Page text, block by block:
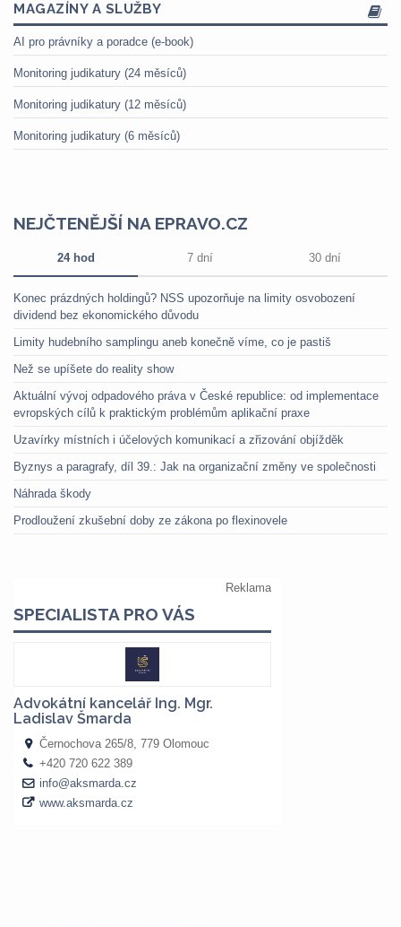
MAGAZÍNY A SLUŽBY
AI pro právníky a poradce (e-book)
Monitoring judikatury (24 měsíců)
Monitoring judikatury (12 měsíců)
Monitoring judikatury (6 měsíců)
NEJČTENĚJŠÍ NA EPRAVO.CZ
24 hod 7 dní 30 dní
Konec prázdných holdingů? NSS upozorňuje na limity osvobození
dividend bez ekonomického důvodu
Limity hudebního samplingu aneb konečně víme, co je pastiš
Než se upíšete do reality show
Aktuální vývoj odpadového práva v České republice: od implementace
evropských cílů k praktickým problémům aplikační praxe
Uzavírky místních i účelových komunikací a zřizování objížděk
Byznys a paragrafy, díl 39.: Jak na organizační změny ve společnosti
Náhrada škody
Prodloužení zkušební doby ze zákona po flexinovele